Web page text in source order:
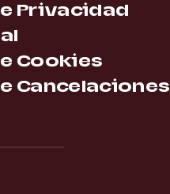
Privacidad
Cookies
Cancelaciones